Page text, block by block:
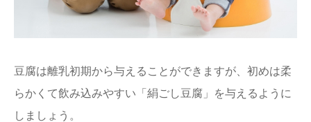
豆腐は離乳初期から与えることができますが、初めは柔
らかくて飲み込みやすい「絹ごし豆腐」を与えるように
しましょう。